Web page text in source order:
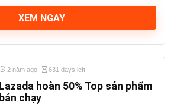
XEM NGAY
2 năm ago 631 days left
Lazada hoàn 50% Top sản phẩm
bán chạy